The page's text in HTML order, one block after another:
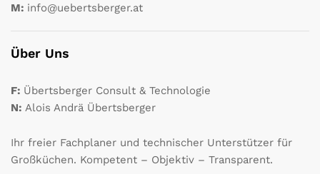
M: info@uebertsberger.at
Über Uns
F: Übertsberger Consult & Technologie
N: Alois Andrä Übertsberger
Ihr freier Fachplaner und technischer Unterstützer für
Großküchen. Kompetent – Objektiv – Transparent.